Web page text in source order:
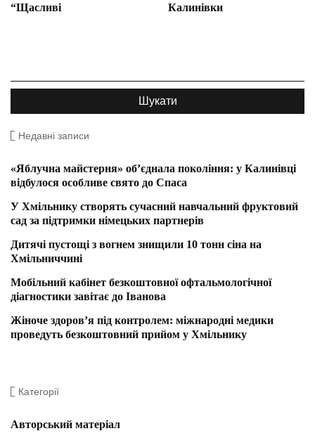
“Щасливі
Калинівки
Недавні записи
«Яблучна майстерня» об’єднала покоління: у Калинівці
відбулося особливе свято до Спаса
У Хмільнику створять сучасний навчальний фруктовий
сад за підтримки німецьких партнерів
Дитячі пустощі з вогнем знищили 10 тонн сіна на
Хмільниччині
Мобільний кабінет безкоштовної офтальмологічної
діагностики завітає до Іванова
Жіноче здоров’я під контролем: міжнародні медики
проведуть безкоштовний прийом у Хмільнику
Категорії
Авторський матеріал